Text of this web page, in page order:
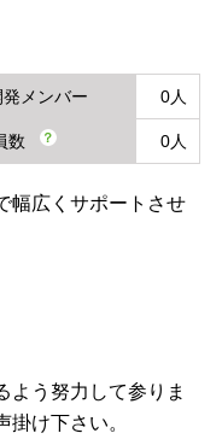
メンバー 0人
数 ？ 0人
幅広くサポートさせ
よう努力して参りま
け下さい。